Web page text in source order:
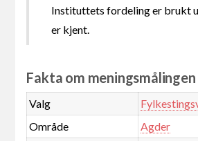
Instituttets fordeling er brukt
er kjent.
Fakta om meningsmålingen
Valg
Område
Agder